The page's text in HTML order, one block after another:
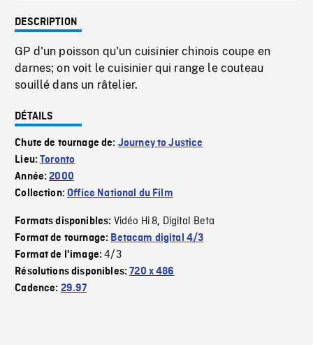
DESCRIPTION
GP d'un poisson qu'un cuisinier chinois coupe en
darnes; on voit le cuisinier qui range le couteau
souillé dans un râtelier.
DÉTAILS
Chute de tournage de: Journey to Justice
Lieu:Toronto
Année:2000
Collection:Office National du Film
Formats disponibles: Vidéo Hi 8, Digital Beta
Format de tournage: Betacam digital 4/3
Format de l'image:4/3
Résolutions disponibles:720 x 486
Cadence: 29.97